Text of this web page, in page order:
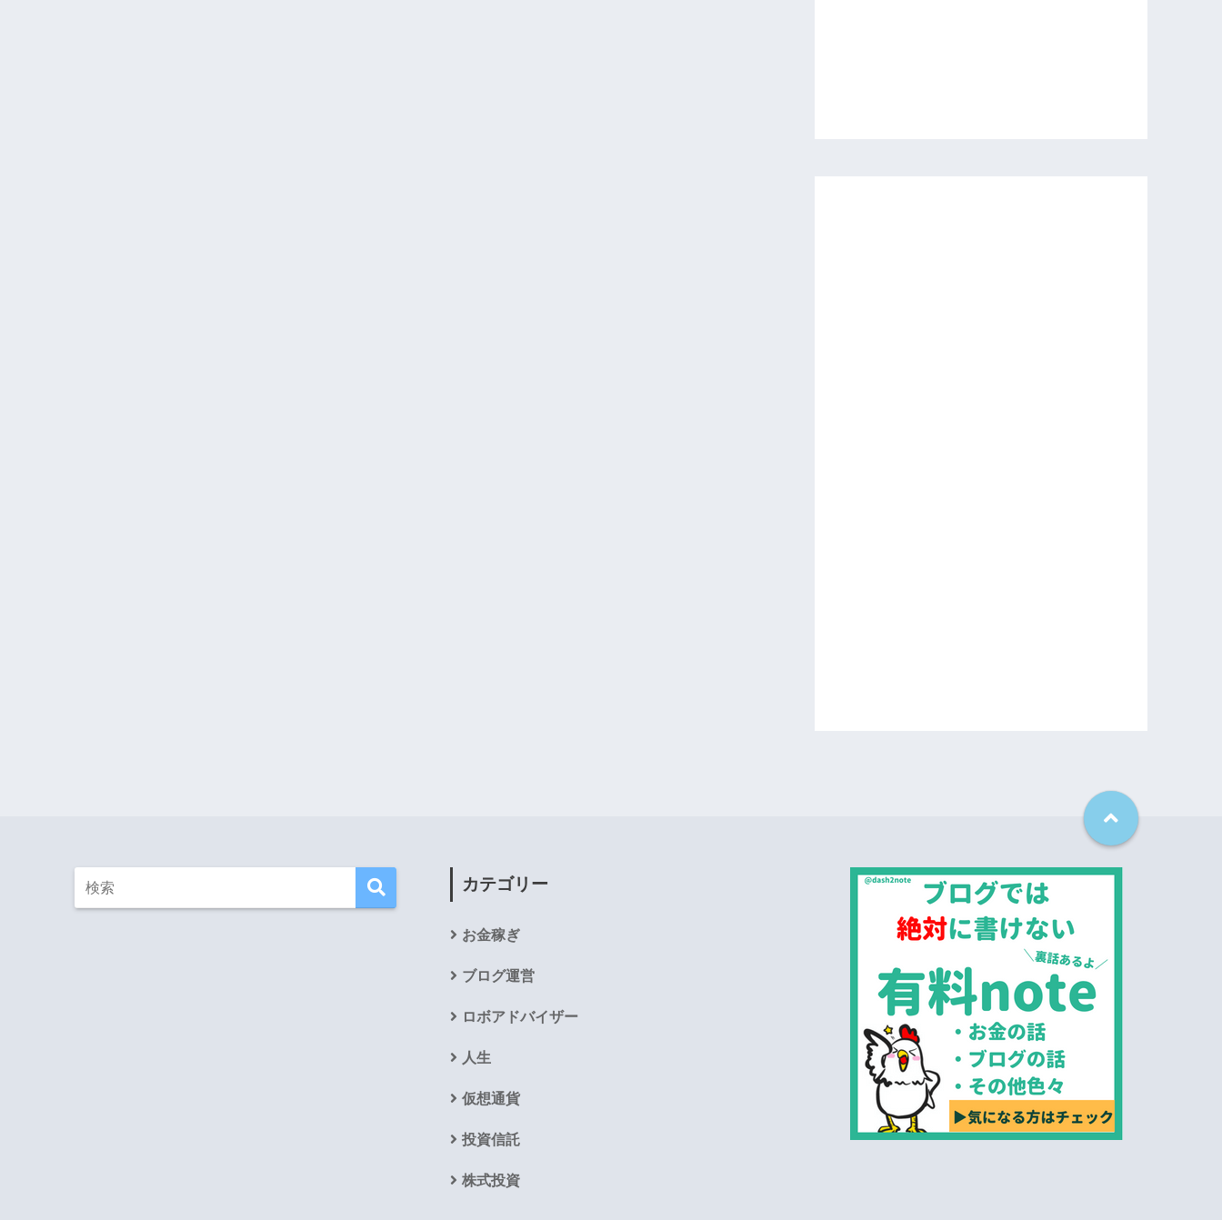
カテゴリー
お金稼ぎ
ブログ運営
ロボアドバイザー
人生
仮想通貨
投資信託
株式投資